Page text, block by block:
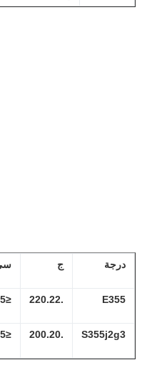
≤0.55
.200.20
≤0.55